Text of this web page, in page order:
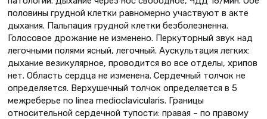
половины грудной клетки равномерно участвуют в акте
дыхания. Пальпация грудной клетки безболезненна.
Голосовое дрожание не изменено. Перкуторный звук над
легочными полями ясный, легочный. Аускультация легких:
дыхание везикулярное, проводится во все отделы, хрипов
нет. Область сердца не изменена. Сердечный толчок не
определяется. Верхушечный толчок определяется в 5
межреберье по linea medioclavicularis. Границы
относительной сердечной тупости: правая – по правому